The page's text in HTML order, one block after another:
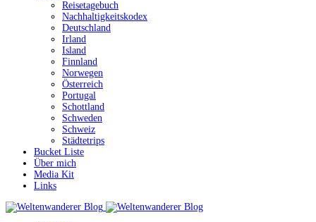
Reisetagebuch
Nachhaltigkeitskodex
Deutschland
Irland
Island
Finnland
Norwegen
Österreich
Portugal
Schottland
Schweden
Schweiz
Städtetrips
Bucket Liste
Über mich
Media Kit
Links